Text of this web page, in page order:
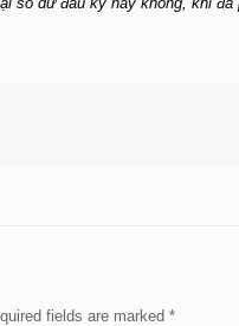
fields are marked*